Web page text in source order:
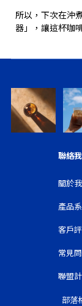
所以，下次在沖
器」，讓這杯咖
聯絡
關於
產品
客戶
常見
聯盟
部落